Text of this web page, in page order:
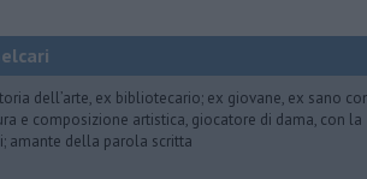
dell’arte, ex bibliotecario; ex giovane, ex sano
e composizione artistica, giocatore di dama, con la
amante della parola scritta